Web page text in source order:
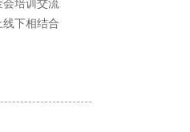
会培训交流
下相结合